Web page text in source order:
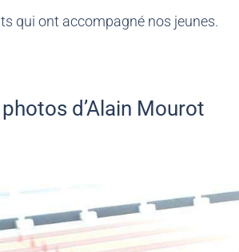
qui ont accompagné nos jeunes.
d’Alain Mourot